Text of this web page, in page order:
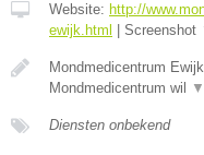
Website: http://
ewijk.html
Screenshot
Mondmedicentrum
Mondmedicentrum wil
▼
Diensten onbekend